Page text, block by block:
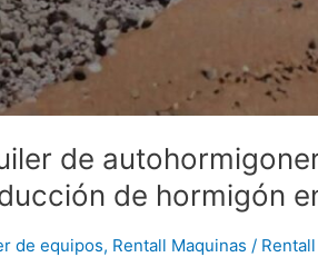
de
de hormigón
de equipos, Rentall Maquinas / Rentall